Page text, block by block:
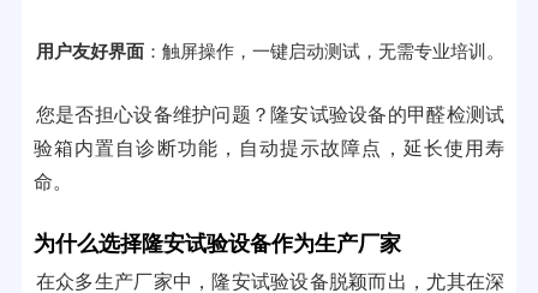
用户友好界面：触屏操作，一键启动测试，无需专业培训。
您是否担心设备维护问题？隆安试验设备的甲醛检测试
验箱内置自诊断功能，自动提示故障点，延长使用寿
命。
为什么选择隆安试验设备作为生产厂家
在众多生产厂家中，隆安试验设备脱颖而出，尤其在深